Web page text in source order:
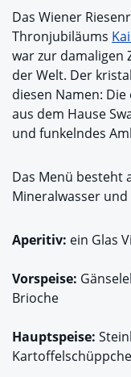
Das Wiener
Thronjubiläums
war zur damaligen
der Welt. Der
diesen Namen:
aus dem Hause
und funkelndes
Das Menü besteht
Mineralwasser und
Aperitiv: ein Glas
Vorspeise:
Brioche
Hauptspeise: